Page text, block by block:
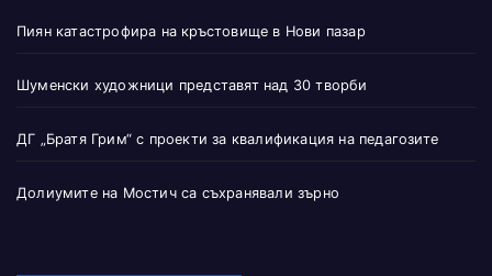
Пиян катастрофира на кръстовище в Нови пазар
Шуменски художници представят над 30 творби
ДГ „Братя Грим“ с проекти за квалификация на педагозите
Долиумите на Мостич са съхранявали зърно